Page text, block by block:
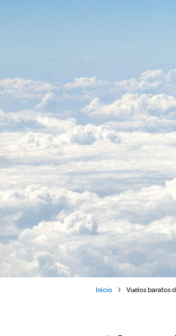
Inicio Vuelos baratos